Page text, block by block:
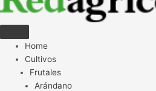
Home
Cultivos
Frutales
Arándano